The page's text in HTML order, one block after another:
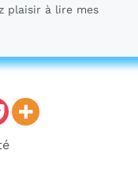
plaisir à lire mes